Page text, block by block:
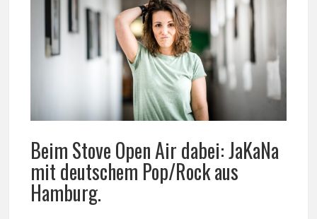
Beim Stove Open Air dabei: JaKaNa
mit deutschem Pop/Rock aus
Hamburg.